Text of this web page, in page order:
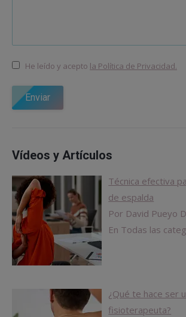
He leído y acepto la Política de Privacidad.
Enviar
Vídeos y Artículos
Técnica efectiva
de espalda
Por David Pueyo
En Todas las
¿Qué te hace ser
fisioterapeuta?